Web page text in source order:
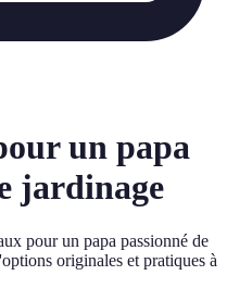
un papa
jardinage
pour un papa passionné de
originales et pratiques à